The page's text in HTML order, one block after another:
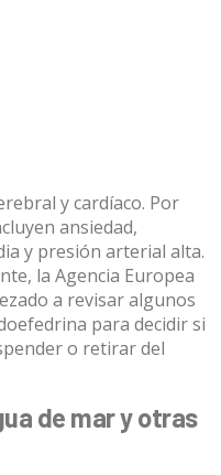
y cardíaco. Por
ansiedad,
y presión arterial alta.
la Agencia Europea
a revisar algunos
para decidir si
o retirar del
de mar y otras